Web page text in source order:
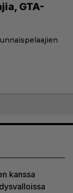
GTA-
kanssa